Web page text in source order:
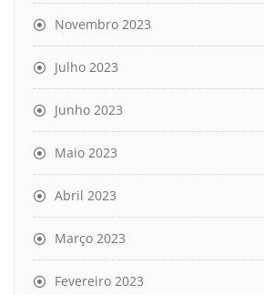
Novembro 2023
Julho 2023
Junho 2023
Maio 2023
Abril 2023
Março 2023
Fevereiro 2023